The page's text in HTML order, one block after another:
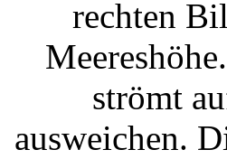
rechten
strömt
ausweichen.